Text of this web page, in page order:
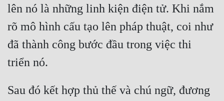
lên nó là những linh kiện điện tử. Khi nắm
rõ mô hình cấu tạo lên pháp thuật, coi như
đã thành công bước đầu trong việc thi
Sau đó kết hợp thủ thế và chú ngữ, đương